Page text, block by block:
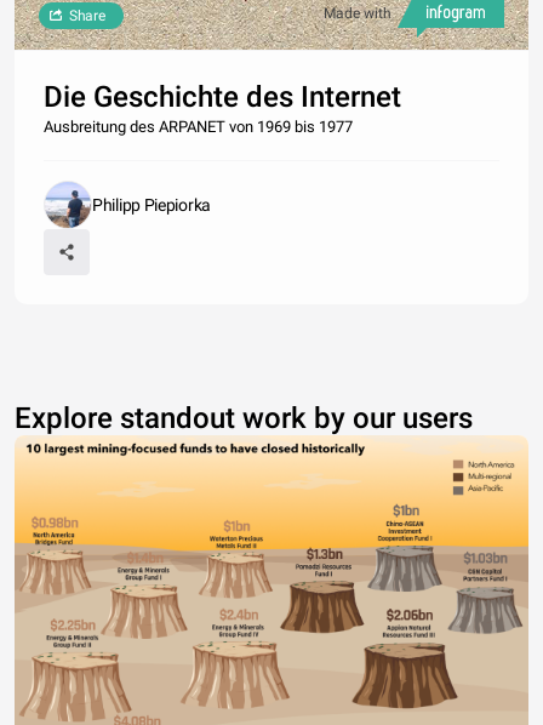
Made with
Share
Die Geschichte des Internet
Ausbreitung des ARPANET von 1969 bis 1977
Philipp Piepiorka
Explore standout work by our users